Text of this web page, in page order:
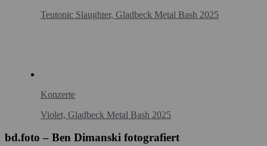
Teutonic Slaughter, Gladbeck Metal Bash 2025
Konzerte
Violet, Gladbeck Metal Bash 2025
bd.foto – Ben Dimanski fotografiert